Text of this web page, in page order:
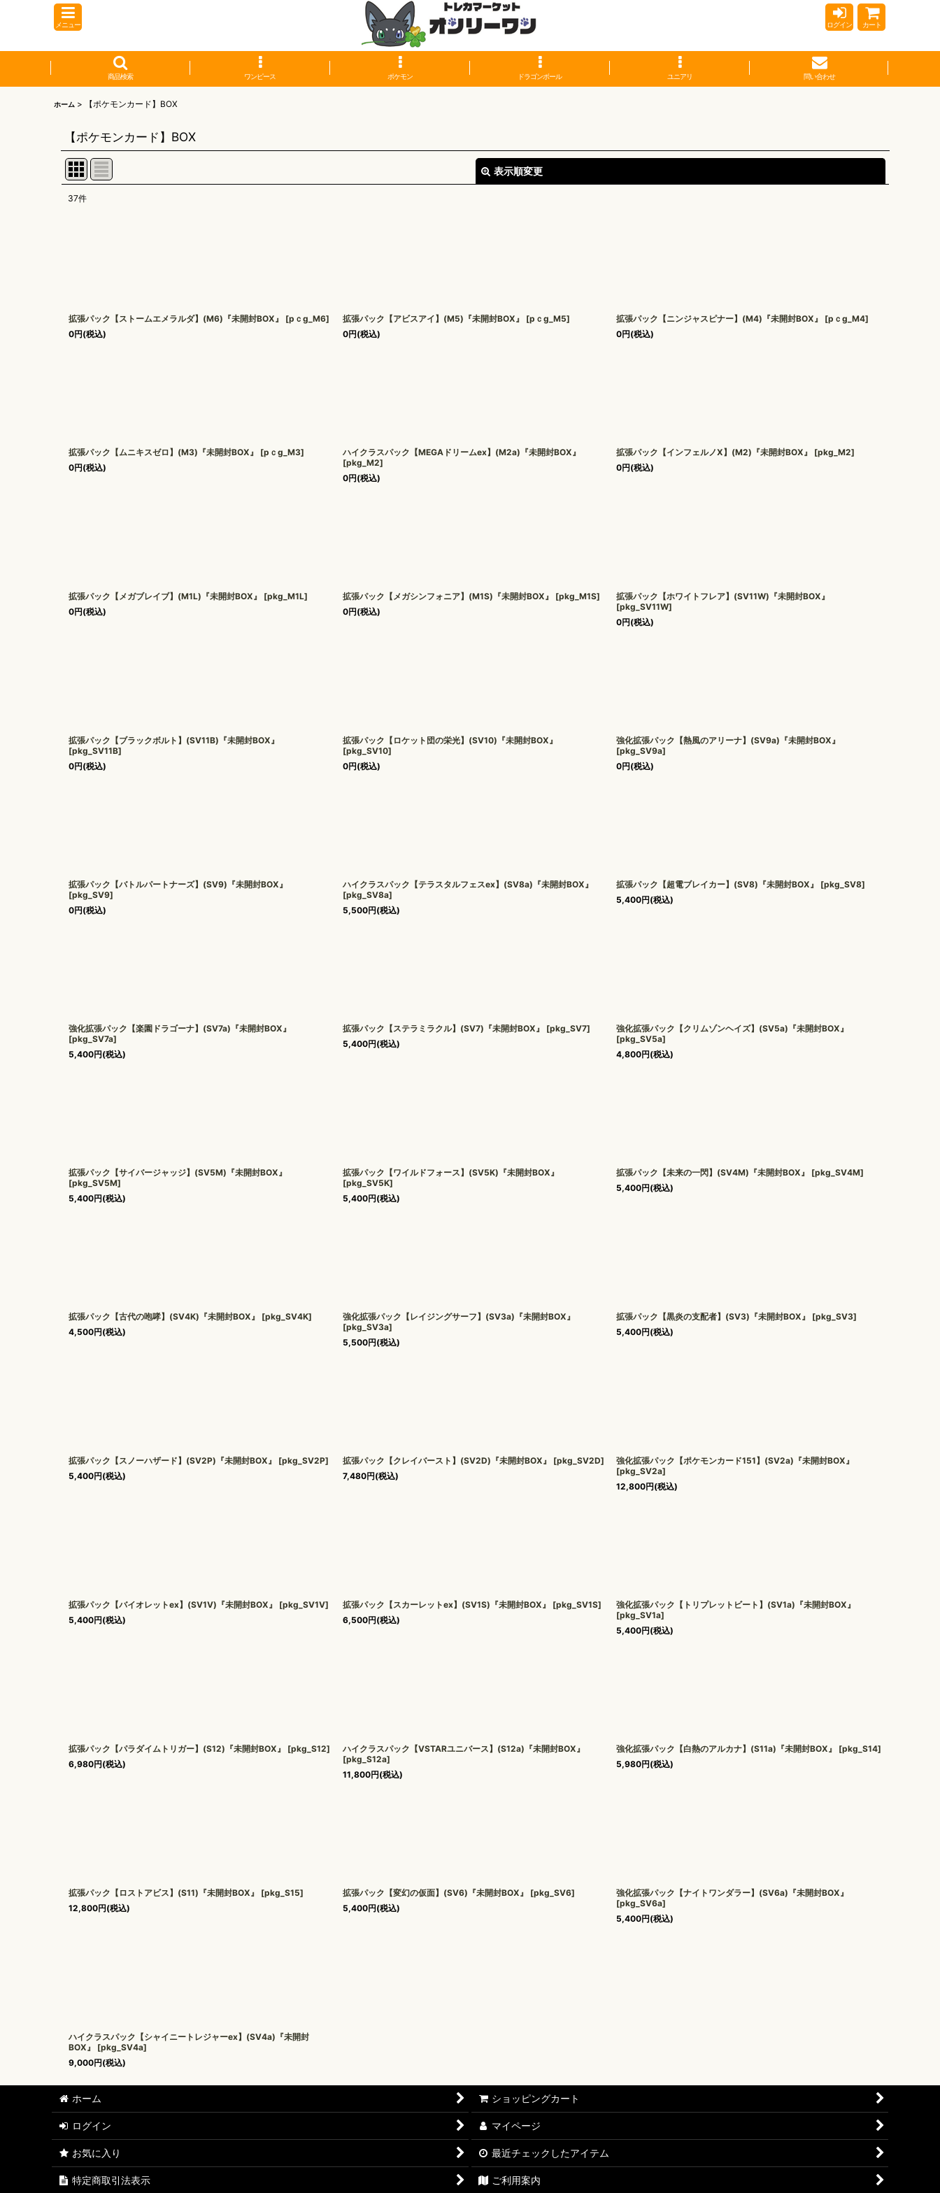
メニュー ログイン カート
商品検索 ワンピース ポケモン ドラゴンボール ユニアリ 問い合わせ
ホーム > 【ポケモンカード】BOX
【ポケモンカード】BOX
表示順変更
37件
拡張パック【ストームエメラルダ】(M6)『未開封BOX』 [pｃg_M6]
0円(税込)
拡張パック【アビスアイ】(M5)『未開封BOX』 [pｃg_M5]
0円(税込)
拡張パック【ニンジャスピナー】(M4)『未開封BOX』 [pｃg_M4]
0円(税込)
拡張パック【ムニキスゼロ】(M3)『未開封BOX』 [pｃg_M3]
0円(税込)
ハイクラスパック【MEGAドリームex】(M2a)『未開封BOX』
[pkg_M2]
0円(税込)
拡張パック【インフェルノX】(M2)『未開封BOX』 [pkg_M2]
0円(税込)
拡張パック【メガブレイブ】(M1L)『未開封BOX』 [pkg_M1L]
0円(税込)
拡張パック【メガシンフォニア】(M1S)『未開封BOX』 [pkg_M1S]
0円(税込)
拡張パック【ホワイトフレア】(SV11W)『未開封BOX』
[pkg_SV11W]
0円(税込)
拡張パック【ブラックボルト】(SV11B)『未開封BOX』
[pkg_SV11B]
0円(税込)
拡張パック【ロケット団の栄光】(SV10)『未開封BOX』
[pkg_SV10]
0円(税込)
強化拡張パック【熱風のアリーナ】(SV9a)『未開封BOX』
[pkg_SV9a]
0円(税込)
拡張パック【バトルパートナーズ】(SV9)『未開封BOX』
[pkg_SV9]
0円(税込)
ハイクラスパック【テラスタルフェスex】(SV8a)『未開封BOX』
[pkg_SV8a]
5,500円(税込)
拡張パック【超電ブレイカー】(SV8)『未開封BOX』 [pkg_SV8]
5,400円(税込)
強化拡張パック【楽園ドラゴーナ】(SV7a)『未開封BOX』
[pkg_SV7a]
5,400円(税込)
拡張パック【ステラミラクル】(SV7)『未開封BOX』 [pkg_SV7]
5,400円(税込)
強化拡張パック【クリムゾンヘイズ】(SV5a)『未開封BOX』
[pkg_SV5a]
4,800円(税込)
拡張パック【サイバージャッジ】(SV5M)『未開封BOX』
[pkg_SV5M]
5,400円(税込)
拡張パック【ワイルドフォース】(SV5K)『未開封BOX』
[pkg_SV5K]
5,400円(税込)
拡張パック【未来の一閃】(SV4M)『未開封BOX』 [pkg_SV4M]
5,400円(税込)
拡張パック【古代の咆哮】(SV4K)『未開封BOX』 [pkg_SV4K]
4,500円(税込)
強化拡張パック【レイジングサーフ】(SV3a)『未開封BOX』
[pkg_SV3a]
5,500円(税込)
拡張パック【黒炎の支配者】(SV3)『未開封BOX』 [pkg_SV3]
5,400円(税込)
拡張パック【スノーハザード】(SV2P)『未開封BOX』 [pkg_SV2P]
5,400円(税込)
拡張パック【クレイバースト】(SV2D)『未開封BOX』 [pkg_SV2D]
7,480円(税込)
強化拡張パック【ポケモンカード151】(SV2a)『未開封BOX』
[pkg_SV2a]
12,800円(税込)
拡張パック【バイオレットex】(SV1V)『未開封BOX』 [pkg_SV1V]
5,400円(税込)
拡張パック【スカーレットex】(SV1S)『未開封BOX』 [pkg_SV1S]
6,500円(税込)
強化拡張パック【トリプレットビート】(SV1a)『未開封BOX』
[pkg_SV1a]
5,400円(税込)
拡張パック【パラダイムトリガー】(S12)『未開封BOX』 [pkg_S12]
6,980円(税込)
ハイクラスパック【VSTARユニバース】(S12a)『未開封BOX』
[pkg_S12a]
11,800円(税込)
強化拡張パック【白熱のアルカナ】(S11a)『未開封BOX』 [pkg_S14]
5,980円(税込)
拡張パック【ロストアビス】(S11)『未開封BOX』 [pkg_S15]
12,800円(税込)
拡張パック【変幻の仮面】(SV6)『未開封BOX』 [pkg_SV6]
5,400円(税込)
強化拡張パック【ナイトワンダラー】(SV6a)『未開封BOX』
[pkg_SV6a]
5,400円(税込)
ハイクラスパック【シャイニートレジャーex】(SV4a)『未開封
BOX』
[pkg_SV4a]
9,000円(税込)
ホーム ショッピングカート
ログイン マイページ
お気に入り 最近チェックしたアイテム
特定商取引法表示 ご利用案内